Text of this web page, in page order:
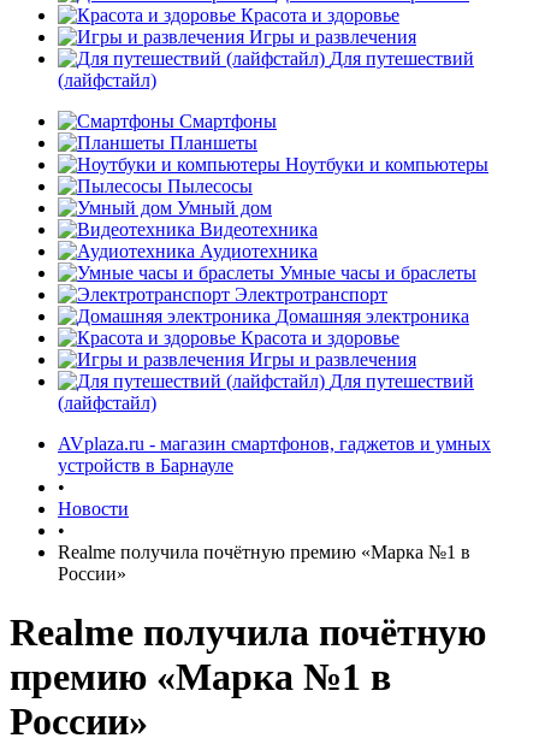
Красота и здоровье
Игры и развлечения
Для путешествий
(лайфстайл)
Смартфоны
Планшеты
Ноутбуки и компьютеры
Пылесосы
Умный дом
Видеотехника
Аудиотехника
Умные часы и браслеты
Электротранспорт
Домашняя электроника
Красота и здоровье
Игры и развлечения
Для путешествий
(лайфстайл)
AVplaza.ru - магазин смартфонов, гаджетов и умных
устройств в Барнауле
•
Новости
•
Realme получила почётную премию «Марка №1 в
России»
Realme получила почётную
премию «Марка №1 в
России»